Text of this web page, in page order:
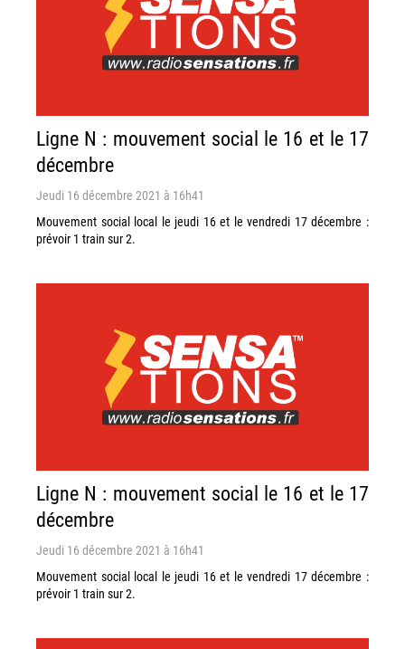
Ligne N : mouvement social le 16 et le 17
décembre
Jeudi 16 décembre 2021 à 16h41
Mouvement social local le jeudi 16 et le vendredi 17 décembre :
prévoir 1 train sur 2.
Ligne N : mouvement social le 16 et le 17
décembre
Jeudi 16 décembre 2021 à 16h41
Mouvement social local le jeudi 16 et le vendredi 17 décembre :
prévoir 1 train sur 2.